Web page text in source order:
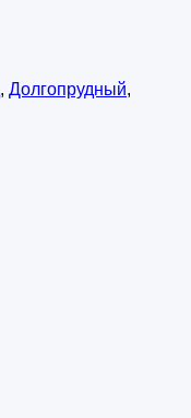
, Долгопрудный,